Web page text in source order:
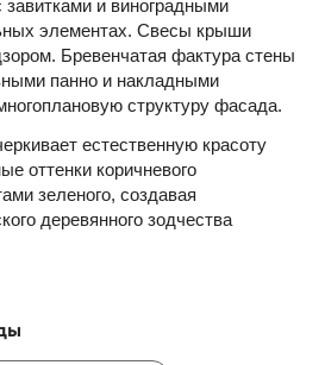
и виноградными
элементах. Свесы крыши
Бревенчатая фактура стены
панно и накладными
структуру фасада.
естественную красоту
оттенки коричневого
зеленого, создавая
деревянного зодчества